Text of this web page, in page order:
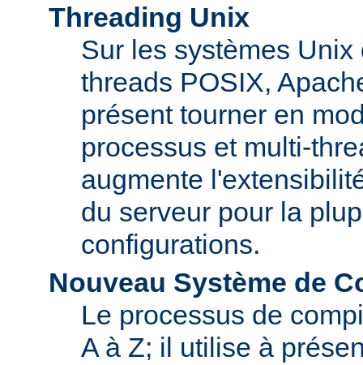
Threading Unix
Sur les systèmes
threads POSIX,
présent tourner en
processus et multi-
augmente
du serveur pour la
configurations.
Nouveau Système de
Le processus de
A à Z; il utilise à